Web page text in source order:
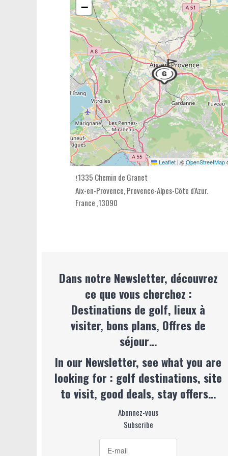
−
Leaflet |©OpenStreetMap
1335 Chemin de Granet
Aix-en-Provence,Provence-Alpes-Côte d'Azur.
France ,13090
Dans notre Newsletter, découvrez
ce que vous cherchez :
Destinations de golf, lieux à
visiter, bons plans, Offres de
séjour…
In our Newsletter, see what you are
looking for : golf destinations, site
to visit, good deals, stay offers…
Abonnez-vous
Subscribe